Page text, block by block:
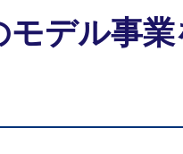
デル事業